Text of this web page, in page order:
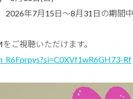
年7月15日～8月31日の期間
ご視聴いただけます。
Rf